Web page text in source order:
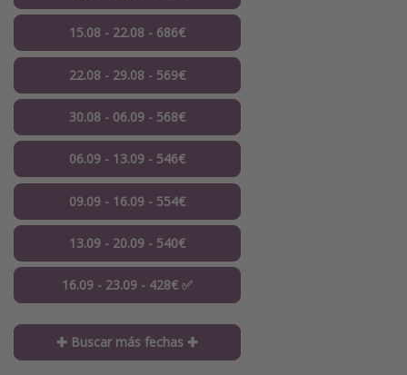
15.08 - 22.08 - 686€
22.08 - 29.08 - 569€
30.08 - 06.09 - 568€
06.09 - 13.09 - 546€
09.09 - 16.09 - 554€
13.09 - 20.09 - 540€
16.09 - 23.09 - 428€ ✅
✚ Buscar más fechas ✚